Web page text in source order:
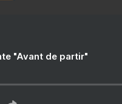
"Avant de partir"